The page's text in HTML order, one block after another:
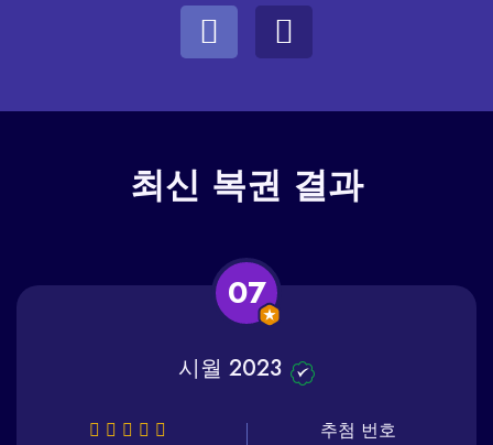
최신 복권 결과
07
시월 2023
추첨 번호